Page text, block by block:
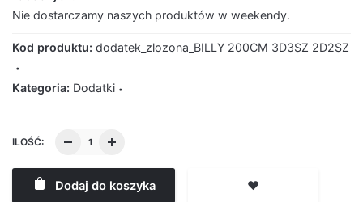
Nie dostarczamy naszych produktów w weekendy.
Kod produktu: dodatek_zlozona_BILLY 200CM 3D3SZ 2D2SZ
Kategoria: Dodatki
ILOŚĆ:
Dodaj do koszyka ❤️